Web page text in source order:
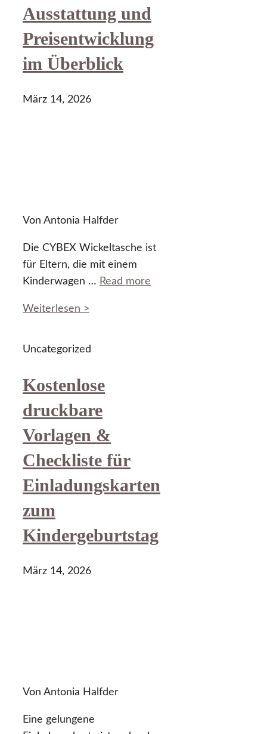
Ausstattung und
Preisentwicklung
im Überblick
März 14, 2026
Von Antonia Halfder
Die CYBEX Wickeltasche ist
für Eltern, die mit einem
Kinderwagen … Read more
Weiterlesen >
Uncategorized
Kostenlose
druckbare
Vorlagen &
Checkliste für
Einladungskarten
zum
Kindergeburtstag
März 14, 2026
Von Antonia Halfder
Eine gelungene